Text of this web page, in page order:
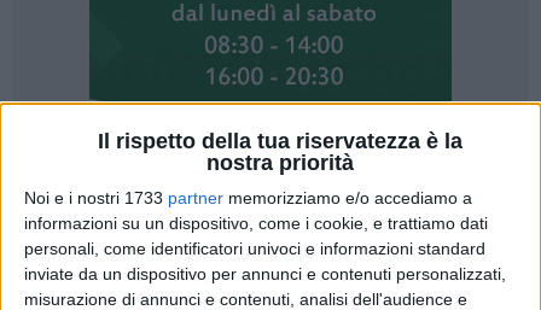
Il rispetto della tua riservatezza è la
nostra priorità
Noi e i nostri 1733 partner memorizziamo e/o accediamo a
informazioni su un dispositivo, come i cookie, e trattiamo dati
personali, come identificatori univoci e informazioni standard
inviate da un dispositivo per annunci e contenuti personalizzati,
misurazione di annunci e contenuti, analisi dell'audience e